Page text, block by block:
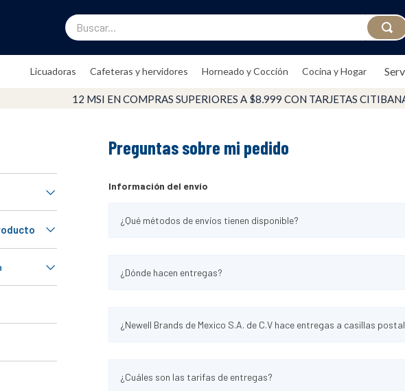
Buscar...
Licuadoras Cafeteras y hervidores Horneado y Cocción Cocina y Hogar
12 MSI EN COMPRAS SUPERIORES A $8,999 CON TARJETAS
Preguntas sobre mi pedido
Información del envío
¿Qué métodos de envíos tienen disponible?
¿Dónde hacen entregas?
¿Newell Brands de Mexico S.A. de C.V hace entregas a casillas
¿Cuáles son las tarifas de entregas?
MÁS BUSCADOS